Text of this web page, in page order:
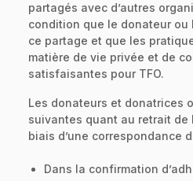
partagés avec d’autres
condition que le donateur
ce partage et que les
matière de vie privée et de
satisfaisantes pour TFO.
Les donateurs et donatrices
suivantes quant au retrait de
biais d’une correspondance
Dans la confirmation